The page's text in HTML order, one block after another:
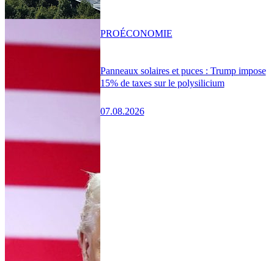
Panneaux solaires et puces : Trump impose
15% de taxes sur le polysilicium
07.08.2026
PROÉCONOMIE